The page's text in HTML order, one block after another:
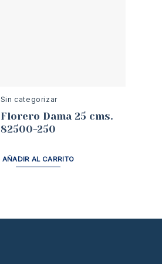
Sin categorizar
Florero Dama 25 cms.
82500-250
AÑADIR AL CARRITO